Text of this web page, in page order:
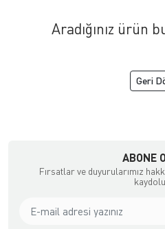
Aradığınız ürün
Geri
ABONE
Fırsatlar ve duyurularımız